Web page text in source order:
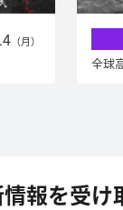
（月）
全球
報を受け